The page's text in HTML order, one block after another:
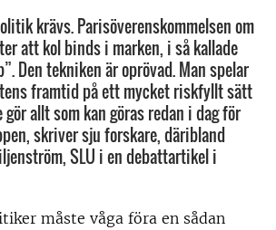
krävs. Parisöverenskommelsen om
att kol binds i marken, i så kallade
Den tekniken är oprövad. Man spelar
framtid på ett mycket riskfyllt sätt
allt som kan göras redan i dag för
skriver sju forskare, däribland
SLU i en debattartikel i
måste våga föra en sådan